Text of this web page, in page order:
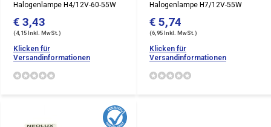
Halogenlampe H4/12V-60-55W
€ 3,43
(4,15 Inkl. MwSt.)
Klicken für
Versandinformationen
Halogenlampe H7/12V-55W
€ 5,74
(6,95 Inkl. MwSt.)
Klicken für
Versandinformationen